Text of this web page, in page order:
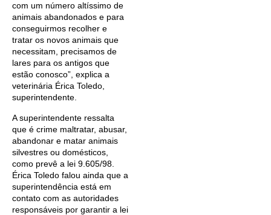
com um número altíssimo de
animais abandonados e para
conseguirmos recolher e
tratar os novos animais que
necessitam, precisamos de
lares para os antigos que
estão conosco”, explica a
veterinária Érica Toledo,
superintendente.
A superintendente ressalta
que é crime maltratar, abusar,
abandonar e matar animais
silvestres ou domésticos,
como prevê a lei 9.605/98.
Érica Toledo falou ainda que a
superintendência está em
contato com as autoridades
responsáveis por garantir a lei